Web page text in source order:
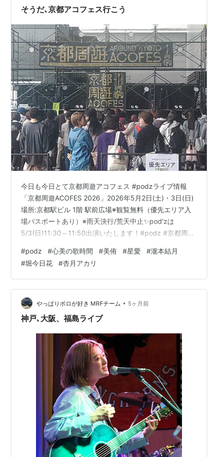
そうだ､京都アコフェス行こう
今日も今日とて京都周遊アコフェス #podzライブ情報
「京都周遊ACOFES 2026」2026年5月2日(土)・3日(日)
場所:京都駅ビル 1階 駅前広場※観覧無料（優先エリア入
場パスポートあり）※雨天決行/荒天中止✨pod'zは
5/3(日)11:30～11:50出演いたします！#podz #京都周遊
(@podz_info) 2026年4月29日 ｐｏｄ'ｚの出番終わった
らダッシュで高槻行ってちょい心美 【お知らせ】5月3日
（日）福寿舎 #心美 Special Live大阪府高槻市城北町1丁
目9-6Op…
#podz #心美の歌時間 #美侑 #星愛 #瀧本結月
#堀今日花 #杏月アカリ
やっぱりボロが好き MRFチーム • 5ヶ月前
神戸､大阪、福島ライブ